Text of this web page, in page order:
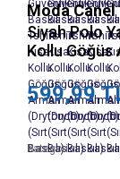
Moda Canel
Siyah Polo
Kollu Göğüs
599,99
Kategori